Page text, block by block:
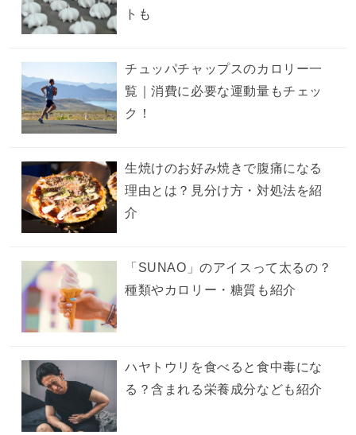
トも
チュッパチャップスのカロリー一
覧｜消費に必要な運動量もチェッ
ク！
生焼けのお好み焼きで腹痛になる
理由とは？見分け方・対処法を紹
介
「SUNAO」のアイスって太るの？
種類やカロリー・糖質も紹介
ハヤトウリを食べると食中毒にな
る？含まれる栄養成分なども紹介